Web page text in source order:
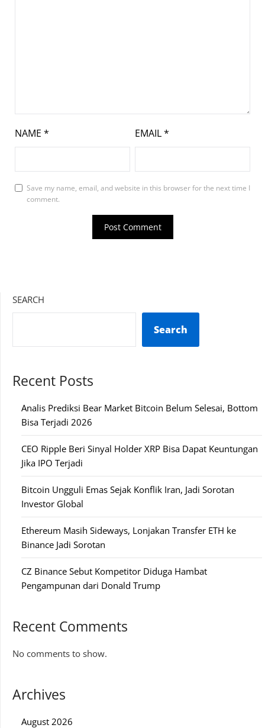
NAME * EMAIL*
Save my name, email, and website in this browser for the next time I
comment.
SEARCH
Search
Recent Posts
Analis Prediksi Bear Market Bitcoin Belum Selesai, Bottom
Bisa Terjadi 2026
CEO Ripple Beri Sinyal Holder XRP Bisa Dapat Keuntungan
Jika IPO Terjadi
Bitcoin Ungguli Emas Sejak Konflik Iran, Jadi Sorotan
Investor Global
Ethereum Masih Sideways, Lonjakan Transfer ETH ke
Binance Jadi Sorotan
CZ Binance Sebut Kompetitor Diduga Hambat
Pengampunan dari Donald Trump
Recent Comments
No comments to show.
Archives
August 2026